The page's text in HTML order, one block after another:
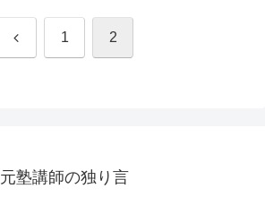
前 1 2
元塾講師の独り言